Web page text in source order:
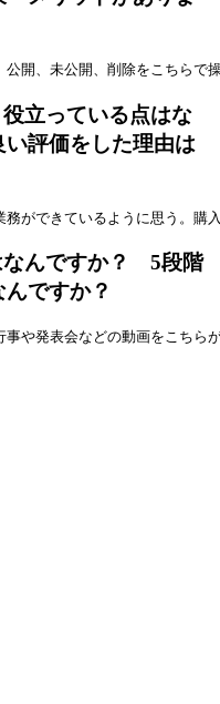
開、未公開、削除をこちらで
立っている点はな
評価をした理由は
ができているように思う。購
なんですか？ 5段階
ですか？
や発表会などの動画をこちら